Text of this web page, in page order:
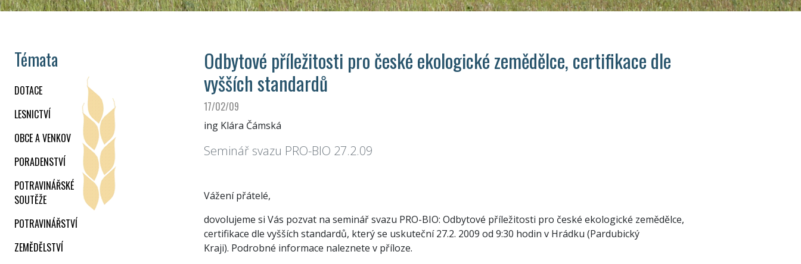
Témata
DOTACE
LESNICTVÍ
OBCE A VENKOV
PORADENSTVÍ
POTRAVINÁŘSKÉ
SOUTĚŽE
POTRAVINÁŘSTVÍ
ZEMĚDĚLSTVÍ
Odbytové příležitosti pro české ekologické zemědělce, certifikace dle
vyšších standardů
17/02/09
ing Klára Čámská
Seminář svazu PRO-BIO 27.2.09
Vážení přátelé,
dovolujeme si Vás pozvat na seminář svazu PRO-BIO: Odbytové příležitosti pro české ekologické zemědělce,
certifikace dle vyšších standardů, který se uskuteční 27.2. 2009 od 9:30 hodin v Hrádku (Pardubický
Kraji). Podrobné informace naleznete v příloze.